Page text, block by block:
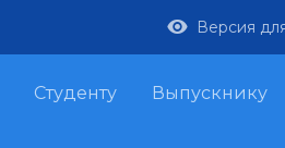
Версия
Студенту Выпускнику